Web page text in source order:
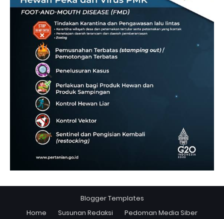
Blogger Templates
Home
Susunan Redaksi Pedoman Media Siber